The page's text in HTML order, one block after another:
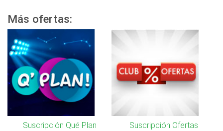
Más ofertas:
Suscripción Qué Plan Suscripción Ofertas